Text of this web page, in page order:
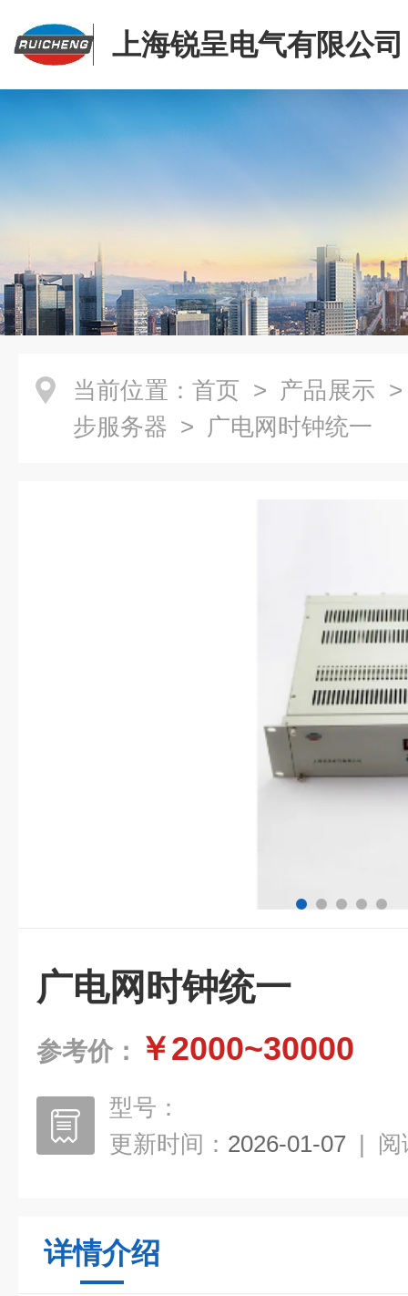
上海锐呈电气有限公司
当前位置： 首页 > 产品展示
步服务器 > 广电网时钟统一
广电网时钟统一
参考价： ￥2000~30000
型号：
更新时间： 2026-01-07 | 阅
详情介绍